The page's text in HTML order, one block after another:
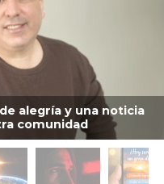
alegría y una noticia
comunidad